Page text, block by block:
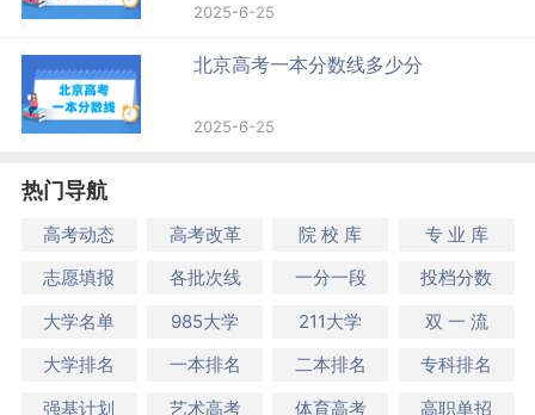
2025-6-25
北京高考一本分数线多少分
2025-6-25
热门导航
高考动态 高考改革 院 校 库
专 业 库
志愿填报
各批次线 一分一段
投档分数
大学名单
985大学 211大学
双 一 流
大学排名
一本排名 二本排名
专科排名
强基计划
艺术高考 体育高考 高职单招